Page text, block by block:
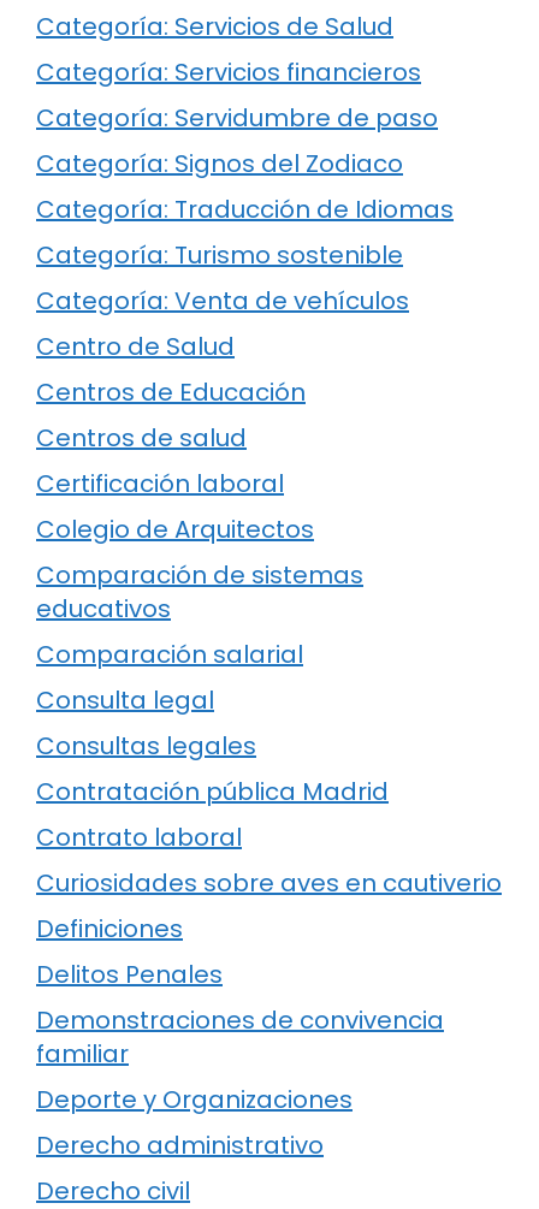
Categoría: Servicios de Salud
Categoría: Servicios financieros
Categoría: Servidumbre de paso
Categoría: Signos del Zodiaco
Categoría: Traducción de Idiomas
Categoría: Turismo sostenible
Categoría: Venta de vehículos
Centro de Salud
Centros de Educación
Centros de salud
Certificación laboral
Colegio de Arquitectos
Comparación de sistemas
educativos
Comparación salarial
Consulta legal
Consultas legales
Contratación pública Madrid
Contrato laboral
Curiosidades sobre aves en cautiverio
Definiciones
Delitos Penales
Demonstraciones de convivencia
familiar
Deporte y Organizaciones
Derecho administrativo
Derecho civil